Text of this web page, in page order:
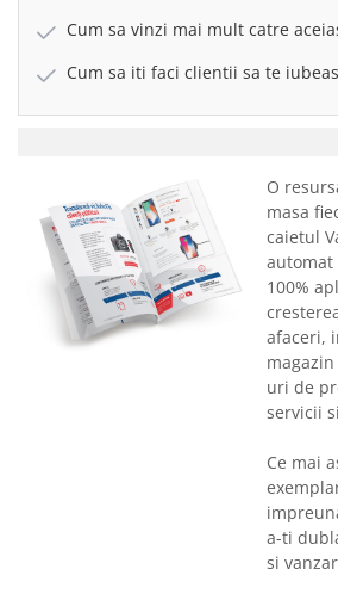
Cum sa vinzi mai mult catre
Cum sa iti faci clientii sa te
O
masa
caietul
automat
100%
afaceri,
uri de
servicii
Ce mai
a-ti
si